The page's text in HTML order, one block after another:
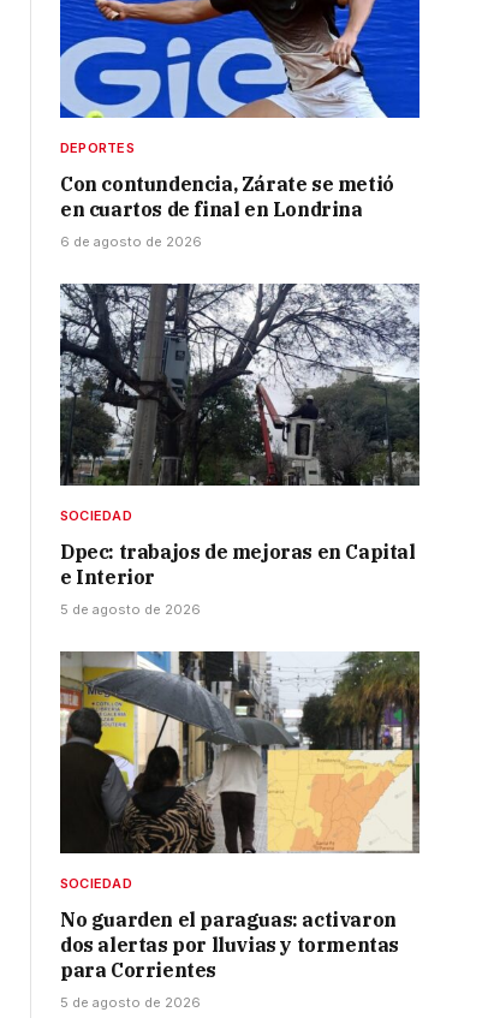
DEPORTES
Con contundencia, Zárate se metió
en cuartos de final en Londrina
6 de agosto de 2026
SOCIEDAD
Dpec: trabajos de mejoras en Capital
e Interior
5 de agosto de 2026
SOCIEDAD
No guarden el paraguas: activaron
dos alertas por lluvias y tormentas
para Corrientes
5 de agosto de 2026